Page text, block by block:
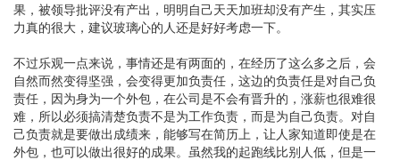
果，被领导批评没有产出，明明自己天天加班却没有产生，其实压
力真的很大，建议玻璃心的人还是好好考虑一下。
不过乐观一点来说，事情还是有两面的，在经历了这么多之后，会
自然而然变得坚强，会变得更加负责任，这边的负责任是对自己负
责任，因为身为一个外包，在公司是不会有晋升的，涨薪也很难很
难，所以必须搞清楚负责不是为工作负责，而是为自己负责。对自
己负责就是要做出成绩来，能够写在简历上，让人家知道即使是在
外包，也可以做出很好的成果。虽然我的起跑线比别人低，但是一